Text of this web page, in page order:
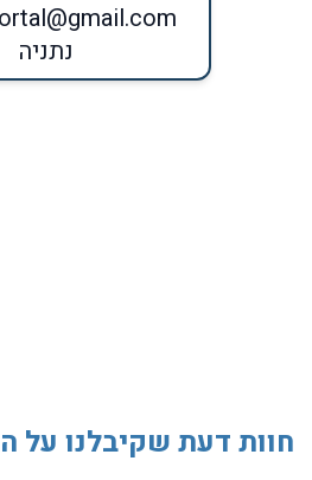
נתניה
חוות דעת שקיבלנו על